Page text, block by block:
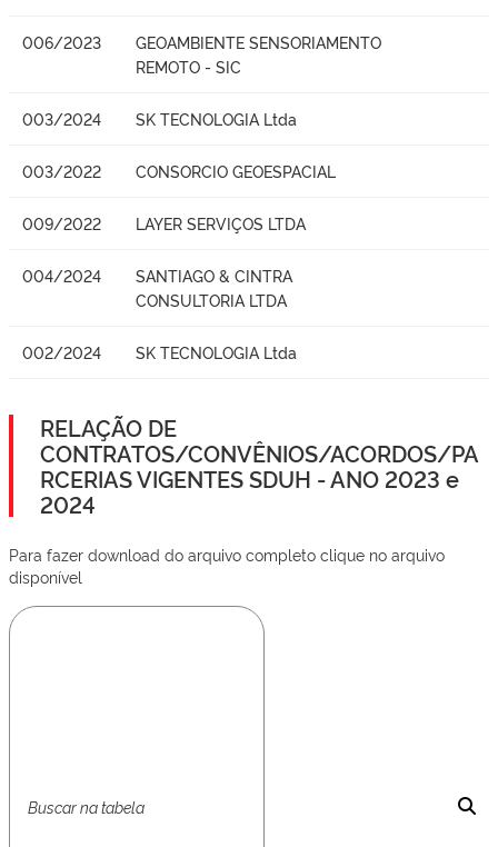
006/2023
GEOAMBIENTE SENSORIAMENTO
REMOTO - SIC
003/2024 SK TECNOLOGIA Ltda
003/2022 CONSORCIO GEOESPACIAL
009/2022 LAYER SERVIÇOS LTDA
004/2024
SANTIAGO & CINTRA
CONSULTORIA LTDA
002/2024 SK TECNOLOGIA Ltda
RELAÇÃO DE
CONTRATOS/CONVÊNIOS/ACORDOS/PA
RCERIAS VIGENTES SDUH - ANO 2023 e
2024
Para fazer download do arquivo completo clique no arquivo
disponível